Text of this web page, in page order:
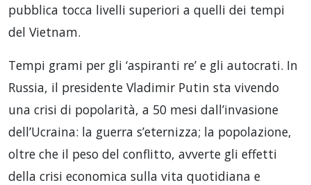
pubblica tocca livelli superiori a quelli dei tempi
del Vietnam.
Tempi grami per gli ‘aspiranti re’ e gli autocrati. In
Russia, il presidente Vladimir Putin sta vivendo
una crisi di popolarità, a 50 mesi dall’invasione
dell’Ucraina: la guerra s’eternizza; la popolazione,
oltre che il peso del conflitto, avverte gli effetti
della crisi economica sulla vita quotidiana e